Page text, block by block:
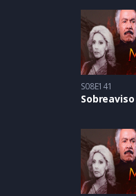
S08E141
Sobreaviso